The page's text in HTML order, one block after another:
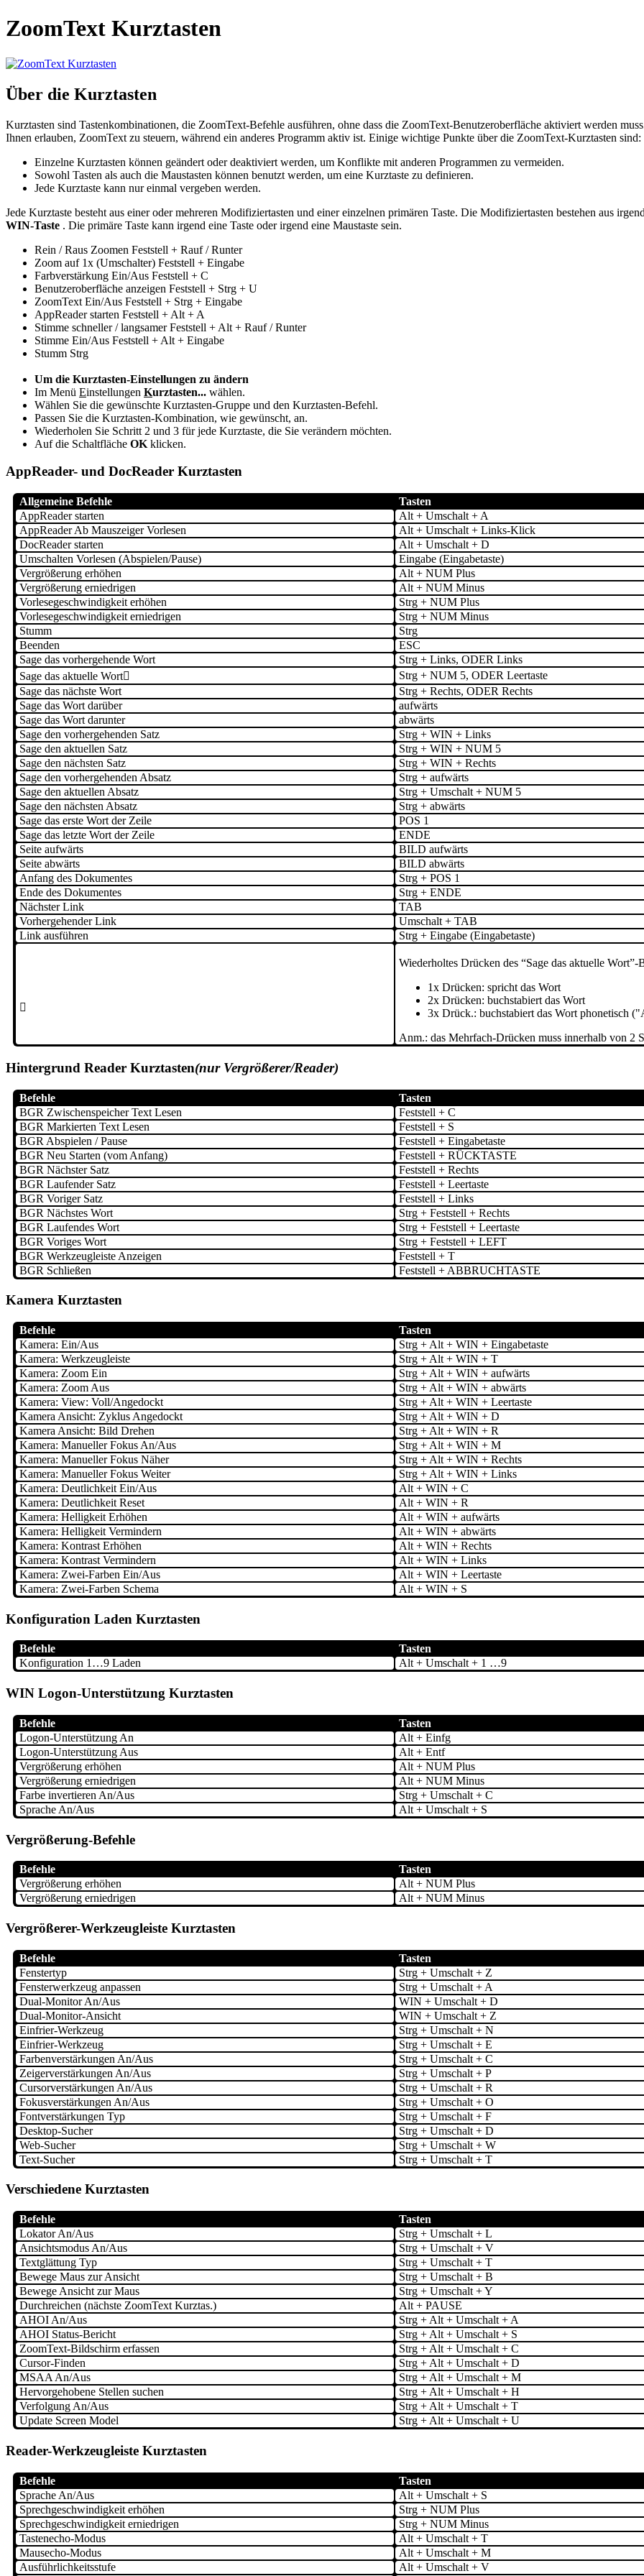
ZoomText Kurztasten
Über die Kurztasten
Kurztasten sind Tastenkombinationen, die ZoomText-Befehle ausführen, ohne dass die ZoomText-Benutzeroberfläche aktiviert werden
Ihnen erlauben, ZoomText zu steuern, während ein anderes Programm aktiv ist. Einige wichtige Punkte über die ZoomText-Kurztasten sind:
Einzelne Kurztasten können geändert oder deaktiviert werden, um Konflikte mit anderen Programmen zu vermeiden.
Sowohl Tasten als auch die Maustasten können benutzt werden, um eine Kurztaste zu definieren.
Jede Kurztaste kann nur einmal vergeben werden.
Jede Kurztaste besteht aus einer oder mehreren Modifiziertasten und einer einzelnen primären Taste. Die Modifiziertasten bestehen aus
WIN-Taste . Die primäre Taste kann irgend eine Taste oder irgend eine Maustaste sein.
Rein / Raus Zoomen Feststell + Rauf / Runter
Zoom auf 1x (Umschalter) Feststell + Eingabe
Farbverstärkung Ein/Aus Feststell + C
Benutzeroberfläche anzeigen Feststell + Strg + U
ZoomText Ein/Aus Feststell + Strg + Eingabe
AppReader starten Feststell + Alt + A
Stimme schneller / langsamer Feststell + Alt + Rauf / Runter
Stimme Ein/Aus Feststell + Alt + Eingabe
Stumm Strg
Um die Kurztasten-Einstellungen zu ändern
Im Menü Einstellungen Kurztasten... wählen.
Wählen Sie die gewünschte Kurztasten-Gruppe und den Kurztasten-Befehl.
Passen Sie die Kurztasten-Kombination, wie gewünscht, an.
Wiederholen Sie Schritt 2 und 3 für jede Kurztaste, die Sie verändern möchten.
Auf die Schaltfläche OK klicken.
AppReader- und DocReader Kurztasten
Allgemeine Befehle
Tasten
AppReader starten
Alt + Umschalt + A
AppReader Ab Mauszeiger Vorlesen
Alt + Umschalt + Links-Klick
DocReader starten
Alt + Umschalt + D
Umschalten Vorlesen (Abspielen/Pause)
Eingabe (Eingabetaste)
Vergrößerung erhöhen
Alt + NUM Plus
Vergrößerung erniedrigen
Alt + NUM Minus
Vorlesegeschwindigkeit erhöhen
Strg + NUM Plus
Vorlesegeschwindigkeit erniedrigen
Strg + NUM Minus
Stumm
Strg
Beenden
ESC
Sage das vorhergehende Wort
Strg + Links, ODER Links
Sage das aktuelle Wort
Strg + NUM 5, ODER Leertaste
Sage das nächste Wort
Strg + Rechts, ODER Rechts
Sage das Wort darüber
aufwärts
Sage das Wort darunter
abwärts
Sage den vorhergehenden Satz
Strg + WIN + Links
Sage den aktuellen Satz
Strg + WIN + NUM 5
Sage den nächsten Satz
Strg + WIN + Rechts
Sage den vorhergehenden Absatz
Strg + aufwärts
Sage den aktuellen Absatz
Strg + Umschalt + NUM 5
Sage den nächsten Absatz
Strg + abwärts
Sage das erste Wort der Zeile
POS 1
Sage das letzte Wort der Zeile
ENDE
Seite aufwärts
BILD aufwärts
Seite abwärts
BILD abwärts
Anfang des Dokumentes
Strg + POS 1
Ende des Dokumentes
Strg + ENDE
Nächster Link
TAB
Vorhergehender Link
Umschalt + TAB
Link ausführen
Strg + Eingabe (Eingabetaste)

Wiederholtes Drücken des “Sage das aktuelle
1x Drücken: spricht das Wort
2x Drücken: buchstabiert das Wort
3x Drück.: buchstabiert das Wort phonetisch
Anm.: das Mehrfach-Drücken muss innerhalb von 2
Hintergrund Reader Kurztasten(nur Vergrößerer/Reader)
Befehle
Tasten
BGR Zwischenspeicher Text Lesen
Feststell + C
BGR Markierten Text Lesen
Feststell + S
BGR Abspielen / Pause
Feststell + Eingabetaste
BGR Neu Starten (vom Anfang)
Feststell + RÜCKTASTE
BGR Nächster Satz
Feststell + Rechts
BGR Laufender Satz
Feststell + Leertaste
BGR Voriger Satz
Feststell + Links
BGR Nächstes Wort
Strg + Feststell + Rechts
BGR Laufendes Wort
Strg + Feststell + Leertaste
BGR Voriges Wort
Strg + Feststell + LEFT
BGR Werkzeugleiste Anzeigen
Feststell + T
BGR Schließen
Feststell + ABBRUCHTASTE
Kamera Kurztasten
Befehle
Tasten
Kamera: Ein/Aus
Strg + Alt + WIN + Eingabetaste
Kamera: Werkzeugleiste
Strg + Alt + WIN + T
Kamera: Zoom Ein
Strg + Alt + WIN + aufwärts
Kamera: Zoom Aus
Strg + Alt + WIN + abwärts
Kamera: View: Voll/Angedockt
Strg + Alt + WIN + Leertaste
Kamera Ansicht: Zyklus Angedockt
Strg + Alt + WIN + D
Kamera Ansicht: Bild Drehen
Strg + Alt + WIN + R
Kamera: Manueller Fokus An/Aus
Strg + Alt + WIN + M
Kamera: Manueller Fokus Näher
Strg + Alt + WIN + Rechts
Kamera: Manueller Fokus Weiter
Strg + Alt + WIN + Links
Kamera: Deutlichkeit Ein/Aus
Alt + WIN + C
Kamera: Deutlichkeit Reset
Alt + WIN + R
Kamera: Helligkeit Erhöhen
Alt + WIN + aufwärts
Kamera: Helligkeit Vermindern
Alt + WIN + abwärts
Kamera: Kontrast Erhöhen
Alt + WIN + Rechts
Kamera: Kontrast Vermindern
Alt + WIN + Links
Kamera: Zwei-Farben Ein/Aus
Alt + WIN + Leertaste
Kamera: Zwei-Farben Schema
Alt + WIN + S
Konfiguration Laden Kurztasten
Befehle
Tasten
Konfiguration 1…9 Laden
Alt + Umschalt + 1 …9
WIN Logon-Unterstützung Kurztasten
Befehle
Tasten
Logon-Unterstützung An
Alt + Einfg
Logon-Unterstützung Aus
Alt + Entf
Vergrößerung erhöhen
Alt + NUM Plus
Vergrößerung erniedrigen
Alt + NUM Minus
Farbe invertieren An/Aus
Strg + Umschalt + C
Sprache An/Aus
Alt + Umschalt + S
Vergrößerung-Befehle
Befehle
Tasten
Vergrößerung erhöhen
Alt + NUM Plus
Vergrößerung erniedrigen
Alt + NUM Minus
Vergrößerer-Werkzeugleiste Kurztasten
Befehle
Tasten
Fenstertyp
Strg + Umschalt + Z
Fensterwerkzeug anpassen
Strg + Umschalt + A
Dual-Monitor An/Aus
WIN + Umschalt + D
Dual-Monitor-Ansicht
WIN + Umschalt + Z
Einfrier-Werkzeug
Strg + Umschalt + N
Einfrier-Werkzeug
Strg + Umschalt + E
Farbenverstärkungen An/Aus
Strg + Umschalt + C
Zeigerverstärkungen An/Aus
Strg + Umschalt + P
Cursorverstärkungen An/Aus
Strg + Umschalt + R
Fokusverstärkungen An/Aus
Strg + Umschalt + O
Fontverstärkungen Typ
Strg + Umschalt + F
Desktop-Sucher
Strg + Umschalt + D
Web-Sucher
Strg + Umschalt + W
Text-Sucher
Strg + Umschalt + T
Verschiedene Kurztasten
Befehle
Tasten
Lokator An/Aus
Strg + Umschalt + L
Ansichtsmodus An/Aus
Strg + Umschalt + V
Textglättung Typ
Strg + Umschalt + T
Bewege Maus zur Ansicht
Strg + Umschalt + B
Bewege Ansicht zur Maus
Strg + Umschalt + Y
Durchreichen (nächste ZoomText Kurztas.)
Alt + PAUSE
AHOI An/Aus
Strg + Alt + Umschalt + A
AHOI Status-Bericht
Strg + Alt + Umschalt + S
ZoomText-Bildschirm erfassen
Strg + Alt + Umschalt + C
Cursor-Finden
Strg + Alt + Umschalt + D
MSAA An/Aus
Strg + Alt + Umschalt + M
Hervorgehobene Stellen suchen
Strg + Alt + Umschalt + H
Verfolgung An/Aus
Strg + Alt + Umschalt + T
Update Screen Model
Strg + Alt + Umschalt + U
Reader-Werkzeugleiste Kurztasten
Befehle
Tasten
Sprache An/Aus
Alt + Umschalt + S
Sprechgeschwindigkeit erhöhen
Strg + NUM Plus
Sprechgeschwindigkeit erniedrigen
Strg + NUM Minus
Tastenecho-Modus
Alt + Umschalt + T
Mausecho-Modus
Alt + Umschalt + M
Ausführlichkeitsstufe
Alt + Umschalt + V